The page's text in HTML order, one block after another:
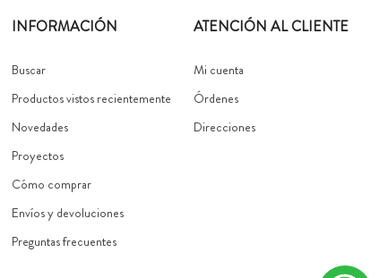
INFORMACIÓN
Buscar
Productos vistos recientemente
Novedades
Proyectos
Cómo comprar
Envíos y devoluciones
Preguntas frecuentes
ATENCIÓN AL CLIENTE
Mi cuenta
Órdenes
Direcciones